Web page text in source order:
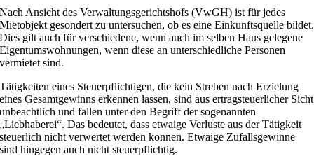
Nach Ansicht des Verwaltungsgerichtshofs (VwGH) ist für jedes
Mietobjekt gesondert zu untersuchen, ob es eine Einkunftsquelle bildet.
Dies gilt auch für verschiedene, wenn auch im selben Haus gelegene
Eigentumswohnungen, wenn diese an unterschiedliche Personen
vermietet sind.
Tätigkeiten eines Steuerpflichtigen, die kein Streben nach Erzielung
eines Gesamtgewinns erkennen lassen, sind aus ertragsteuerlicher Sicht
unbeachtlich und fallen unter den Begriff der sogenannten
„Liebhaberei“. Das bedeutet, dass etwaige Verluste aus der Tätigkeit
steuerlich nicht verwertet werden können. Etwaige Zufallsgewinne
sind hingegen auch nicht steuerpflichtig.